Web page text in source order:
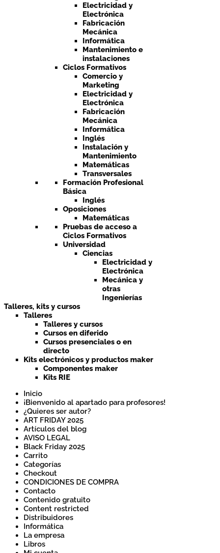
Electricidad y
Electrónica
Fabricación
Mecánica
Informática
Mantenimiento e
instalaciones
Ciclos Formativos
Comercio y
Marketing
Electricidad y
Electrónica
Fabricación
Mecánica
Informática
Inglés
Instalación y
Mantenimiento
Matemáticas
Transversales
Formación Profesional
Básica
Inglés
Oposiciones
Matemáticas
Pruebas de acceso a
Ciclos Formativos
Universidad
Ciencias
Electricidad y
Electrónica
Mecánica y
otras
Ingenierías
Talleres, kits y cursos
Talleres
Talleres y cursos
Cursos en diferido
Cursos presenciales o en
directo
Kits electrónicos y productos maker
Componentes maker
Kits RIE
Inicio
¡Bienvenido al apartado para profesores!
¿Quieres ser autor?
ART FRIDAY 2025
Artículos del blog
AVISO LEGAL
Black Friday 2025
Carrito
Categorías
Checkout
CONDICIONES DE COMPRA
Contacto
Contenido gratuito
Content restricted
Distribuidores
Informática
La empresa
Libros